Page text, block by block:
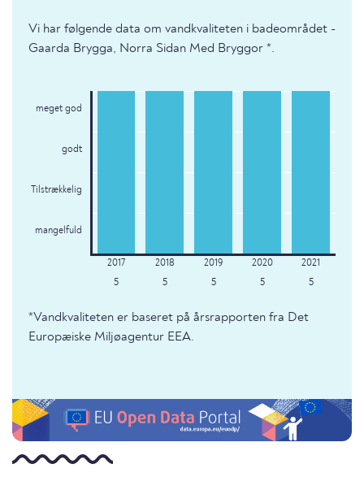
Vi har følgende data om vandkvaliteten i badeområdet -
Gaarda Brygga, Norra Sidan Med Bryggor *.
meget god
godt
Tilstrækkelig
mangelfuld
5 5 5 5 5
*Vandkvaliteten er baseret på årsrapporten fra Det
Europæiske Miljøagentur EEA.